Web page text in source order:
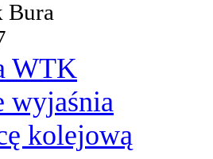
Bura
WTK
wyjaśnia
kolejową